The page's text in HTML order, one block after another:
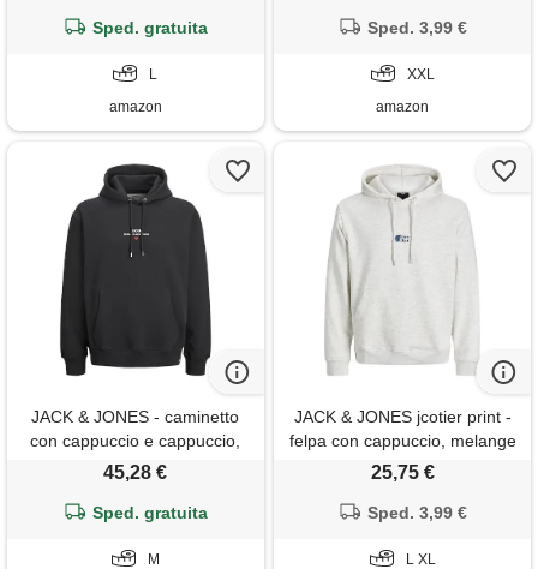
Sped. gratuita
L
amazon
Sped. 3,99 €
XXL
amazon
JACK & JONES - caminetto
con cappuccio e cappuccio,
taglia l/s noos, nero, m
45,28 €
Sped. gratuita
M
JACK & JONES jcotier print -
felpa con cappuccio, melange
bianco, l
25,75 €
Sped. 3,99 €
L XL